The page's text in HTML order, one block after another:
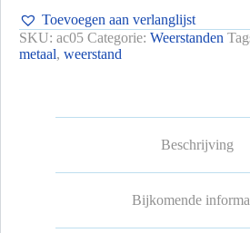
Toevoegen aan verlanglijst
SKU: ac05 Categorie: Weerstanden
metaal, weerstand
Beschrijving
Bijkomende